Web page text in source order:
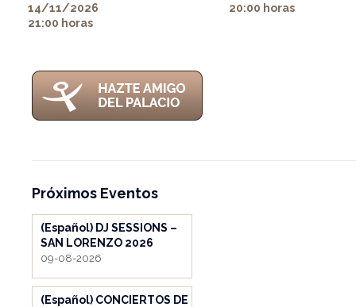
14/11/2026
21:00 horas
20:00 horas
Próximos Eventos
(Español) DJ SESSIONS –
SAN LORENZO 2026
09-08-2026
(Español) CONCIERTOS DE